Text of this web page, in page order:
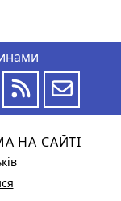
НА САЙТІ